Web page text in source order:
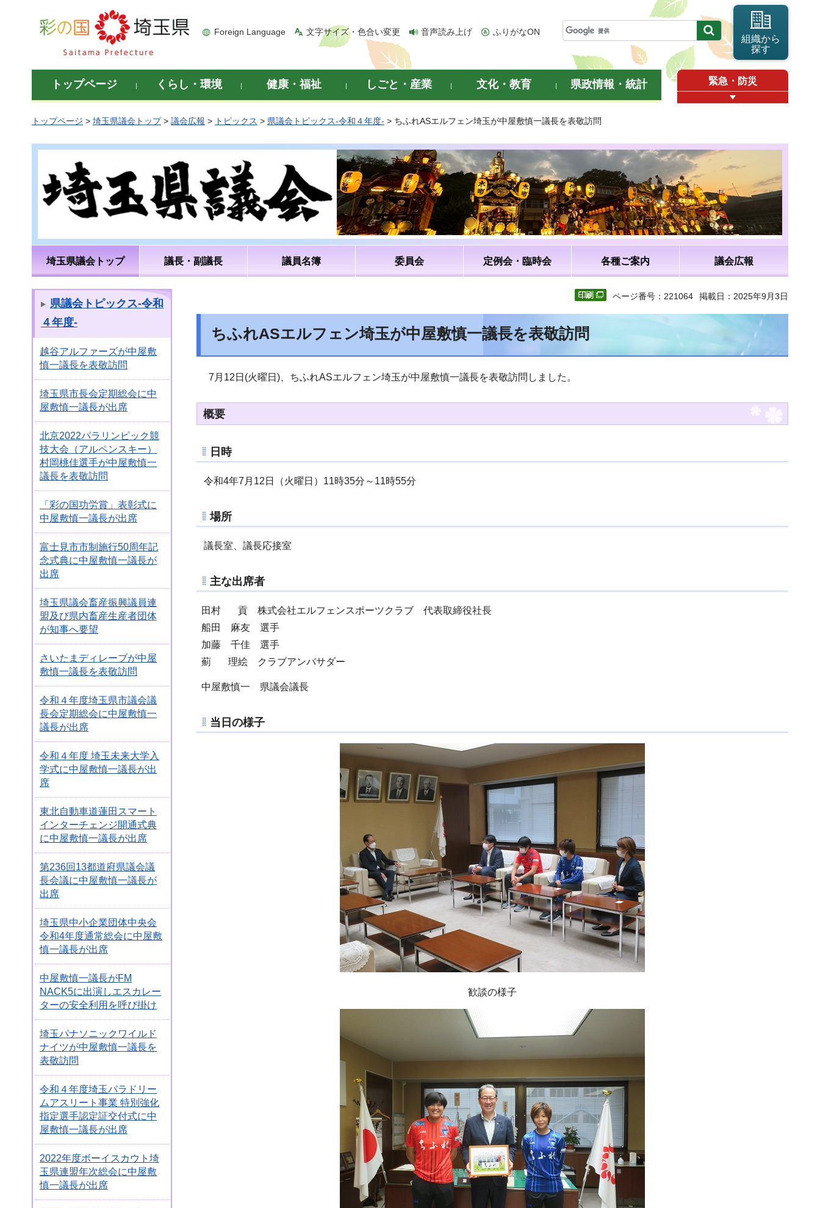
彩の国 埼玉県
Foreign Language 文字サイズ・色合い変更 音声読み上げ ふりがなON
組織から
探す
トップページ くらし・環境 健康・福祉 しごと・産業 文化・教育 県政情報・統計 緊急・防災
トップページ > 埼玉県議会トップ> 議会広報 > トピックス > 県議会トピックス-令和４年度- > ちふれASエルフェン埼玉が中屋敷慎一議長を表敬訪問
埼玉県議会トップ 議長・副議長 議員名簿 委員会 定例会・臨時会 各種ご案内 議会広報
県議会トピックス-令和
４年度-
越谷アルファーズが中屋敷
慎一議長を表敬訪問
埼玉県市長会定期総会に中
屋敷慎一議長が出席
北京2022パラリンピック競
技大会（アルペンスキー）
村岡桃佳選手が中屋敷慎一
議長を表敬訪問
「彩の国功労賞」表彰式に
中屋敷慎一議長が出席
富士見市市制施行50周年記
念式典に中屋敷慎一議長が
出席
埼玉県議会畜産振興議員連
盟及び県内畜産生産者団体
が知事へ要望
さいたまディレーブが中屋
敷慎一議長を表敬訪問
令和４年度埼玉県市議会議
長会定期総会に中屋敷慎一
議長が出席
令和４年度 埼玉未来大学入
学式に中屋敷慎一議長が出
席
東北自動車道蓮田スマート
インターチェンジ開通式典
に中屋敷慎一議長が出席
第236回13都道府県議会議
長会議に中屋敷慎一議長が
出席
埼玉県中小企業団体中央会
令和4年度通常総会に中屋敷
慎一議長が出席
中屋敷慎一議長がFM
NACK5に出演しエスカレー
ターの安全利用を呼び掛け
埼玉パナソニックワイルド
ナイツが中屋敷慎一議長を
表敬訪問
令和４年度埼玉パラドリー
ムアスリート事業 特別強化
指定選手認定証交付式に中
屋敷慎一議長が出席
2022年度ボーイスカウト埼
玉県連盟年次総会に中屋敷
慎一議長が出席
ページ番号：221064 掲載日：2025年9月3日
ちふれASエルフェン埼玉が中屋敷慎一議長を表敬訪問
7月12日(火曜日)、ちふれASエルフェン埼玉が中屋敷慎一議長を表敬訪問しました。
概要
日時
令和4年7月12日（火曜日）11時35分～11時55分
場所
議長室、議長応接室
主な出席者
田村 貢 株式会社エルフェンスポーツクラブ 代表取締役社長
船田 麻友 選手
加藤 千佳 選手
薊 理絵 クラブアンバサダー
中屋敷慎一 県議会議長
当日の様子
歓談の様子